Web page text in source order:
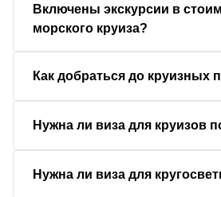
Включены экскурсии в
морского круиза?
Как добраться до круизных
Нужна ли виза для круизов
Нужна ли виза для